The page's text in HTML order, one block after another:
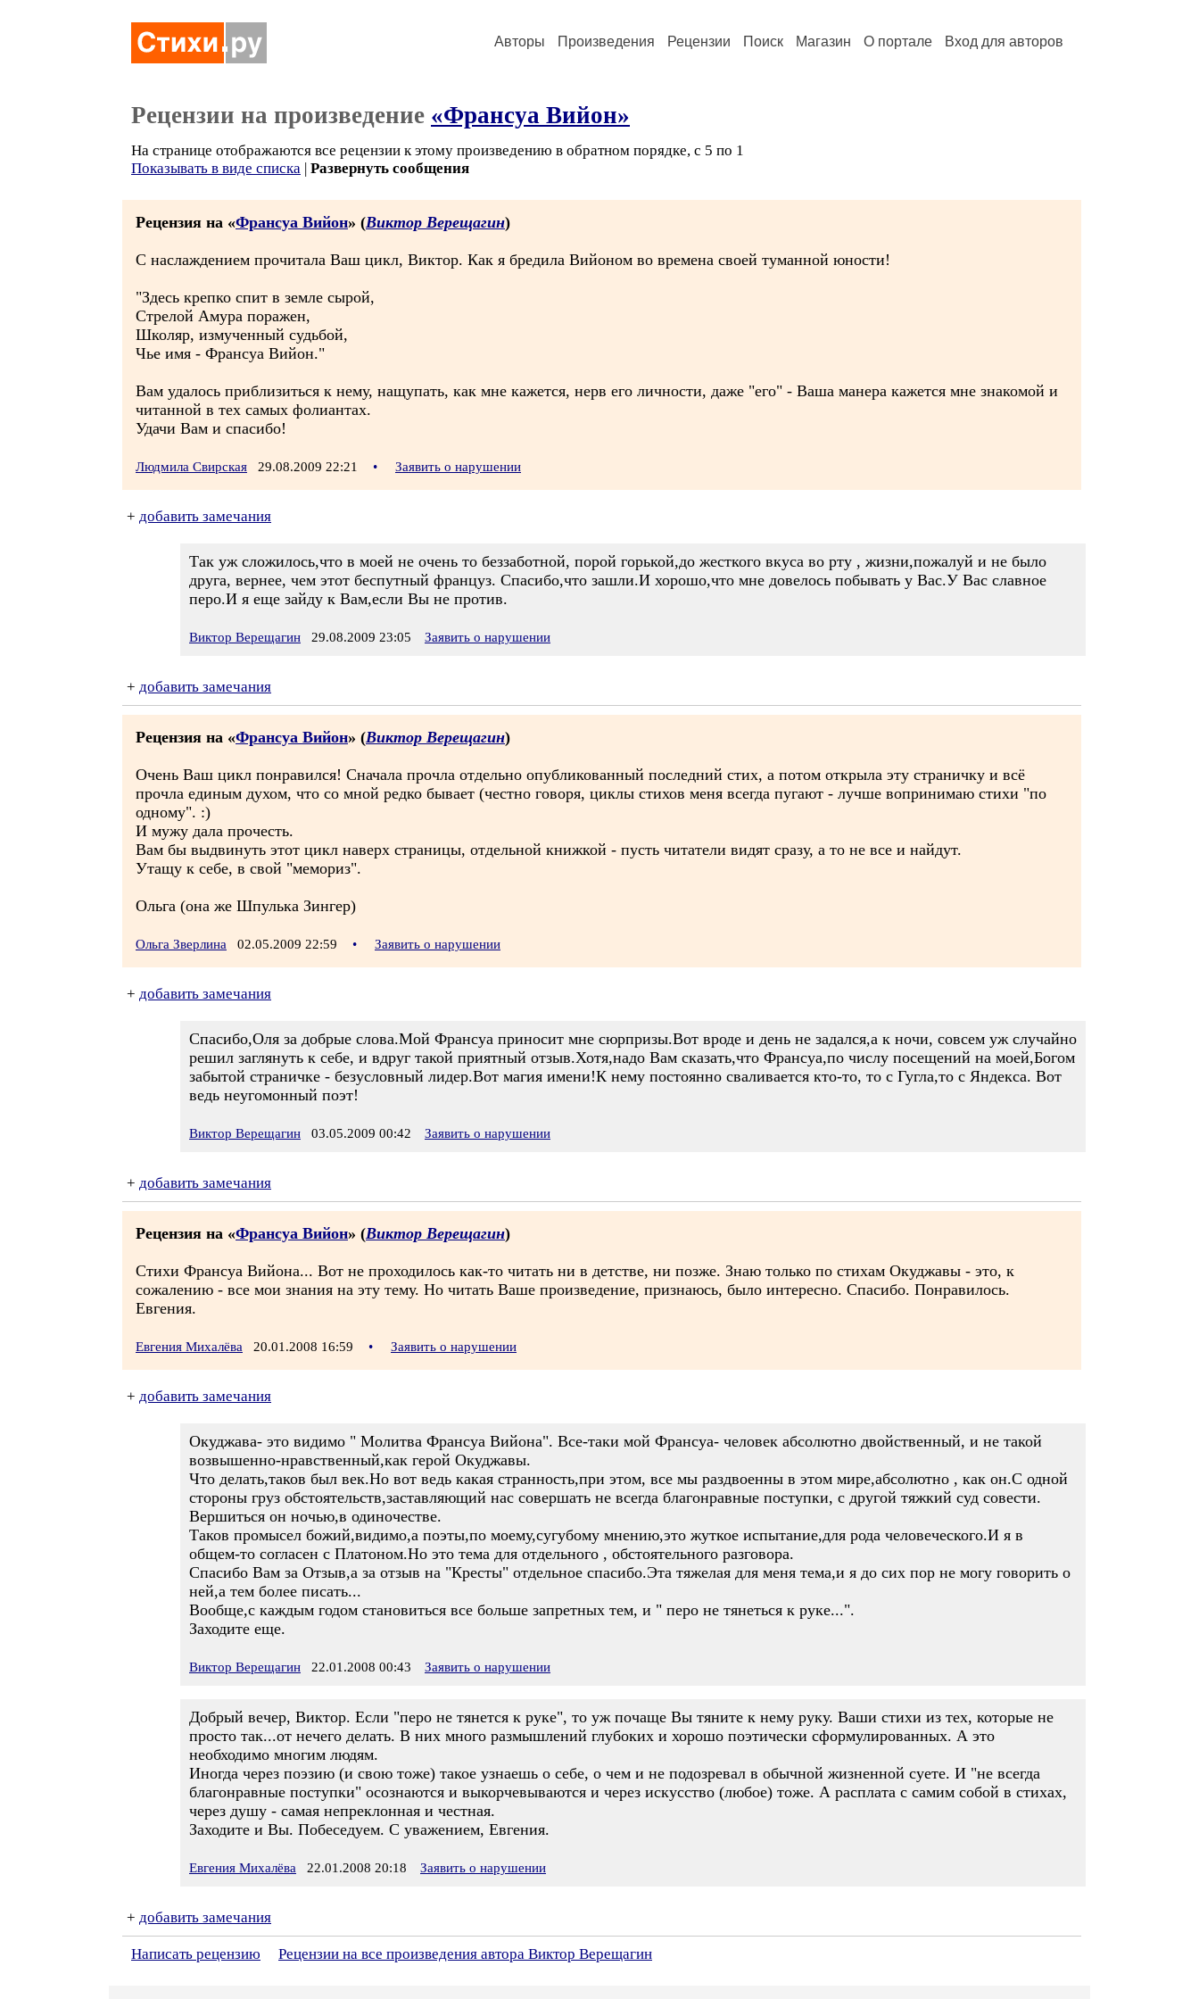
Авторы Произведения Рецензии Поиск Магазин О портале Вход для авторов
Рецензии на произведение «Франсуа Вийон»
На странице отображаются все рецензии к этому произведению в обратном порядке, с 5 по 1
Показывать в виде списка | Развернуть сообщения
Рецензия на «Франсуа Вийон» (Виктор Верещагин)
С наслаждением прочитала Ваш цикл, Виктор. Как я бредила Вийоном во времена своей туманной юности!
"Здесь крепко спит в земле сырой,
Стрелой Амура поражен,
Школяр, измученный судьбой,
Чье имя - Франсуа Вийон."
Вам удалось приблизиться к нему, нащупать, как мне кажется, нерв его личности, даже "его" - Ваша манера кажется мне знакомой и
читанной в тех самых фолиантах.
Удачи Вам и спасибо!
Людмила Свирская 29.08.2009 22:21 • Заявить о нарушении
+ добавить замечания
Так уж сложилось,что в моей не очень то беззаботной, порой горькой,до жесткого вкуса во рту , жизни,пожалуй и не было
друга, вернее, чем этот беспутный француз. Спасибо,что зашли.И хорошо,что мне довелось побывать у Вас.У Вас славное
перо.И я еще зайду к Вам,если Вы не против.
Виктор Верещагин 29.08.2009 23:05 Заявить о нарушении
+ добавить замечания
Рецензия на «Франсуа Вийон» (Виктор Верещагин)
Очень Ваш цикл понравился! Сначала прочла отдельно опубликованный последний стих, а потом открыла эту страничку и всё
прочла единым духом, что со мной редко бывает (честно говоря, циклы стихов меня всегда пугают - лучше вопринимаю стихи "по
одному". :)
И мужу дала прочесть.
Вам бы выдвинуть этот цикл наверх страницы, отдельной книжкой - пусть читатели видят сразу, а то не все и найдут.
Утащу к себе, в свой "мемориз".
Ольга (она же Шпулька Зингер)
Ольга Зверлина 02.05.2009 22:59 • Заявить о нарушении
+ добавить замечания
Спасибо,Оля за добрые слова.Мой Франсуа приносит мне сюрпризы.Вот вроде и день не задался,а к ночи, совсем уж случайно
решил заглянуть к себе, и вдруг такой приятный отзыв.Хотя,надо Вам сказать,что Франсуа,по числу посещений на моей,Богом
забытой страничке - безусловный лидер.Вот магия имени!К нему постоянно сваливается кто-то, то с Гугла,то с Яндекса. Вот
ведь неугомонный поэт!
Виктор Верещагин 03.05.2009 00:42 Заявить о нарушении
+ добавить замечания
Рецензия на «Франсуа Вийон» (Виктор Верещагин)
Стихи Франсуа Вийона... Вот не проходилось как-то читать ни в детстве, ни позже. Знаю только по стихам Окуджавы - это, к
сожалению - все мои знания на эту тему. Но читать Ваше произведение, признаюсь, было интересно. Спасибо. Понравилось.
Евгения.
Евгения Михалёва 20.01.2008 16:59 • Заявить о нарушении
+ добавить замечания
Окуджава- это видимо " Молитва Франсуа Вийона". Все-таки мой Франсуа- человек абсолютно двойственный, и не такой
возвышенно-нравственный,как герой Окуджавы.
Что делать,таков был век.Но вот ведь какая странность,при этом, все мы раздвоенны в этом мире,абсолютно , как он.С одной
стороны груз обстоятельств,заставляющий нас совершать не всегда благонравные поступки, с другой тяжкий суд совести.
Вершиться он ночью,в одиночестве.
Таков промысел божий,видимо,а поэты,по моему,сугубому мнению,это жуткое испытание,для рода человеческого.И я в
общем-то согласен с Платоном.Но это тема для отдельного , обстоятельного разговора.
Спасибо Вам за Отзыв,а за отзыв на "Кресты" отдельное спасибо.Эта тяжелая для меня тема,и я до сих пор не могу говорить о
ней,а тем более писать...
Вообще,с каждым годом становиться все больше запретных тем, и " перо не тянеться к руке...".
Заходите еще.
Виктор Верещагин 22.01.2008 00:43 Заявить о нарушении
Добрый вечер, Виктор. Если "перо не тянется к руке", то уж почаще Вы тяните к нему руку. Ваши стихи из тех, которые не
просто так...от нечего делать. В них много размышлений глубоких и хорошо поэтически сформулированных. А это
необходимо многим людям.
Иногда через поэзию (и свою тоже) такое узнаешь о себе, о чем и не подозревал в обычной жизненной суете. И "не всегда
благонравные поступки" осознаются и выкорчевываются и через искусство (любое) тоже. А расплата с самим собой в стихах,
через душу - самая непреклонная и честная.
Заходите и Вы. Побеседуем. С уважением, Евгения.
Евгения Михалёва 22.01.2008 20:18 Заявить о нарушении
+ добавить замечания
Написать рецензию Рецензии на все произведения автора Виктор Верещагин